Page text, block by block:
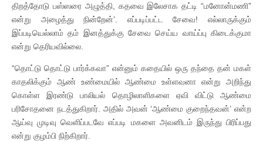
திறத்தோடு பஸ்ஸரை அழுத்தி, கதவை இலேசாக தட்டி “மனோன்மணி”
என்று அழைத்து நின்றேன்’. எப்படிப்பட்ட சேவை! எல்லாருக்கும்
இப்படியெல்லாம் தம் இனத்துக்கு சேவை செய்ய வாய்ப்பு கிடைக்குமா
என்று தெரியவில்லை.
“தொட்டு தொட்டு பார்க்கவா” என்னும் கதையில் ஒரு தந்தை தன் மகள்
காதலிக்கும் ஆண் உண்மையில் ஆண்மை உள்ளவனா என்று அறிந்து
கொள்ள இரண்டு பாலியல் தொழிலாளிகளை ஏவி விட்டு ஆண்மை
பரிசோதனை நடத்துகிறார். அதில் அவன் ‘ஆண்மை குறைந்தவன்’ என்ற
ஆய்வு முடிவு வெளிப்படவே எப்படி மகளை அவனிடம் இருந்து பிரிப்பது
என்று குழம்பி நிற்கிறார்.